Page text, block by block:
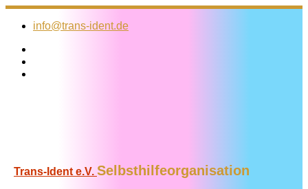
Zum
Inhalt
info@trans-ident.de
Trans-Ident e.V. Selbsthilfeorganisation